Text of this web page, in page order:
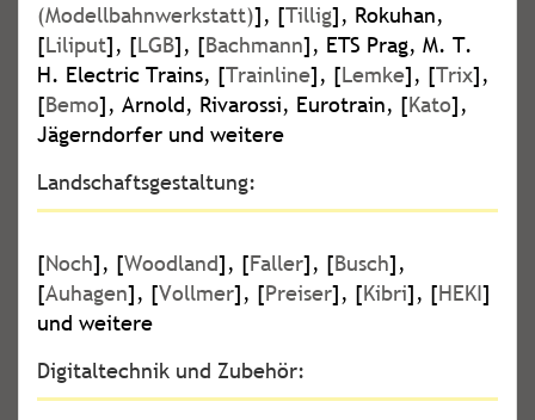
(Modellbahnwerkstatt)], [Tillig], Rokuhan,
[Liliput], [LGB], [Bachmann], ETS Prag, M. T.
H. Electric Trains, [Trainline], [Lemke], [Trix],
[Bemo], Arnold, Rivarossi, Eurotrain, [Kato],
Jägerndorfer und weitere
Landschaftsgestaltung:
[Noch], [Woodland], [Faller], [Busch],
[Auhagen], [Vollmer], [Preiser], [Kibri], [HEKI]
und weitere
Digitaltechnik und Zubehör: